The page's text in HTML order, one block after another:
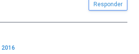
Responder
2016